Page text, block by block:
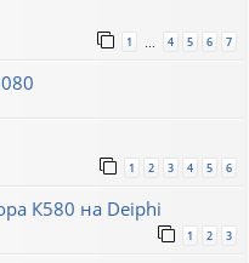
1 … 4 5 6 7
1 2 3 4 5 6
К580 на Deiphi
1 2 3